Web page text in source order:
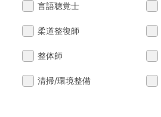
言語聴覚士
柔道整復師
整体師
清掃/環境整備